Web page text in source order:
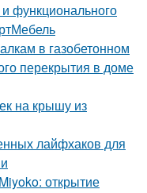
функционального
в газобетонном
перекрытия в доме
на крышу из
лайфхаков для
открытие